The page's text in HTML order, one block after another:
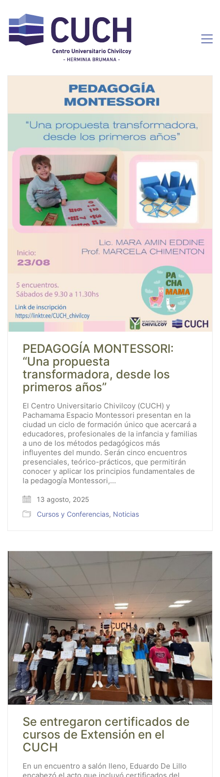
PEDAGOGÍA MONTESSORI:
“Una propuesta
transformadora, desde los
primeros años”
El Centro Universitario Chivilcoy (CUCH) y
Pachamama Espacio Montessori presentan en la
ciudad un ciclo de formación único que acercará a
educadores, profesionales de la infancia y familias
a uno de los métodos pedagógicos más
influyentes del mundo. Serán cinco encuentros
presenciales, teórico-prácticos, que permitirán
conocer y aplicar los principios fundamentales de
la pedagogía Montessori,…
13 agosto, 2025
Cursos y Conferencias, Noticias
Se entregaron certificados de
cursos de Extensión en el
CUCH
En un encuentro a salón lleno, Eduardo De Lillo
encabezó el acto que incluyó certificados del